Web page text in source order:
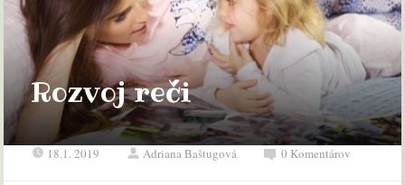
Rozvoj reči
18.1. 2019 Adriana Baštugová 0 Komentárov